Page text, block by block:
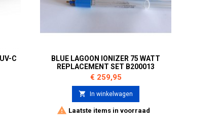
C
BLUE LAGOON IONIZER 75 WATT
REPLACEMENT SET B200013
Prijs
€ 259,95
 In winkelwagen
 Laatste items in voorraad